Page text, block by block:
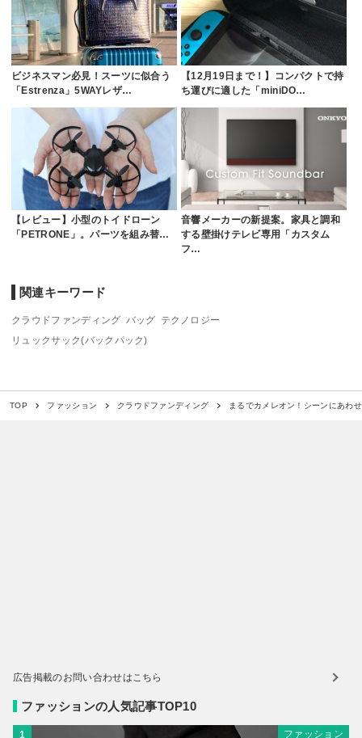
ビジネスマン必見！スーツに似合う
「Estrenza」5WAYレザ…
【12月19日まで！】コンパクトで持
ち運びに適した「miniDO…
【レビュー】小型のトイドローン
「PETRONE」。パーツを組み替…
音響メーカーの新提案。家具と調和
する壁掛けテレビ専用「カスタム
フ…
関連キーワード
クラウドファンディング バッグ テクノロジー
リュックサック(バックパック)
TOP ファッション クラウドファンディング まるでカメレオン！シーンにあわ
広告掲載のお問い合わせはこちら
ファッションの人気記事TOP10
1 ファッション